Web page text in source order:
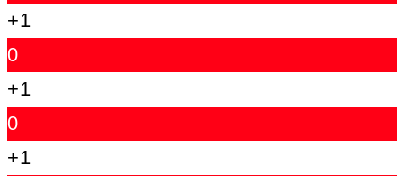
+1
0
+1
0
+1